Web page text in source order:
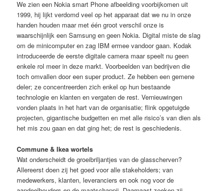
We zien een Nokia smart Phone afbeelding voorbijkomen uit
1999, hij lijkt verdomd veel op het apparaat dat we nu in onze
handen houden maar met één groot verschil onze is
waarschijnlijk een Samsung en geen Nokia. Digital miste de slag
om de minicomputer en zag IBM ermee vandoor gaan. Kodak
introduceerde de eerste digitale camera maar speelt nu geen
enkele rol meer in deze markt. Voorbeelden van bedrijven die
toch omvallen door een super product. Ze hebben een gemene
deler; ze concentreerden zich enkel op hun bestaande
technologie en klanten en vergaten de rest. Vernieuwingen
vonden plaats in het hart van de organisatie; flink opgetuigde
projecten, gigantische budgetten en met alle risico’s van dien als
het mis zou gaan en dat ging het; de rest is geschiedenis.
Commune & Ikea wortels
Wat onderscheidt de groeibriljantjes van de glasscherven?
Allereerst doen zij het goed voor alle stakeholders; van
medewerkers, klanten, leveranciers en ook nog voor de